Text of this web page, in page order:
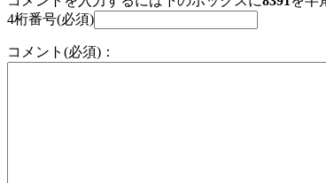
4桁番号(必須)
コメント(必須)：